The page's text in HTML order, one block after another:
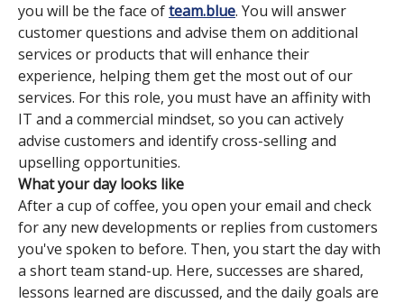
you will be the face ofteam.blue. You will answer
customer questions and advise them on additional
services or products that will enhance their
experience, helping them get the most out of our
services. For this role, you must have an affinity with
IT and a commercial mindset, so you can actively
advise customers and identify cross-selling and
upselling opportunities.
What your day looks like
After a cup of coffee, you open your email and check
for any new developments or replies from customers
you've spoken to before. Then, you start the day with
a short team stand-up. Here, successes are shared,
lessons learned are discussed, and the daily goals are